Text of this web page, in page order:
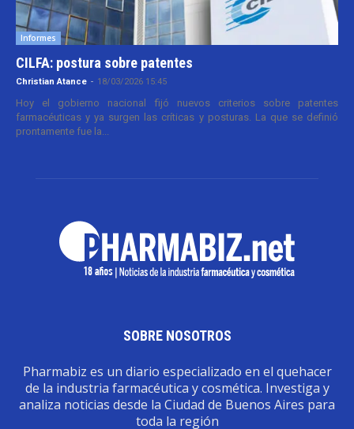
Informes
CILFA: postura sobre patentes
Christian Atance - 18/03/2026 15:45
Hoy el gobierno nacional fijó nuevos criterios sobre patentes
farmacéuticas y ya surgen las críticas y posturas. La que se definió
prontamente fue la...
SOBRE NOSOTROS
Pharmabiz es un diario especializado en el quehacer
de la industria farmacéutica y cosmética. Investiga y
analiza noticias desde la Ciudad de Buenos Aires para
toda la región